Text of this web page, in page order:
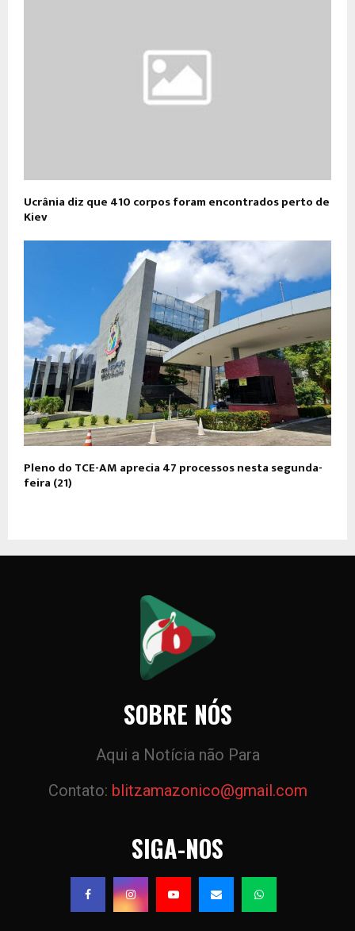
Ucrânia diz que 410 corpos foram encontrados perto de
Kiev
​Pleno do TCE-AM aprecia 47 processos nesta segunda-
feira (21)
SOBRE NÓS
Aqui a Notícia não Para
Contato: blitzamazonico@gmail.com
SIGA-NOS